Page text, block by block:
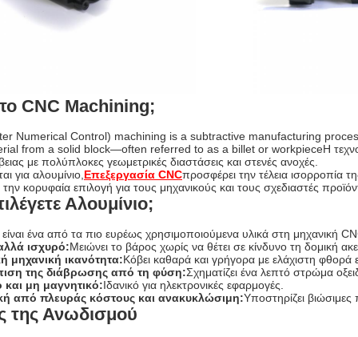
το CNC Machining;
Numerical Control) machining is a subtractive manufacturing
from a solid block—often referred to as a billet or workpieceΗ
με πολύπλοκες γεωμετρικές διαστάσεις και στενές ανοχές.
για αλουμίνιο, Επεξεργασία CNCπροσφέρει την τέλεια ισορροπία
κορυφαία επιλογή για τους μηχανικούς και τους σχεδιαστές
Αλουμίνιο;
είναι ένα από τα πιο ευρέως χρησιμοποιούμενα υλικά στη μηχανική
ισχυρό:Μειώνει το βάρος χωρίς να θέτει σε κίνδυνο τη δομική
μηχανική ικανότητα:Κόβει καθαρά και γρήγορα με ελάχιστη φθορά
της διάβρωσης από τη φύση:Σχηματίζει ένα λεπτό στρώμα
και μη μαγνητικό:Ιδανικό για ηλεκτρονικές εφαρμογές.
από πλευράς κόστους και ανακυκλώσιμη:Υποστηρίζει
της Ανωδισμού